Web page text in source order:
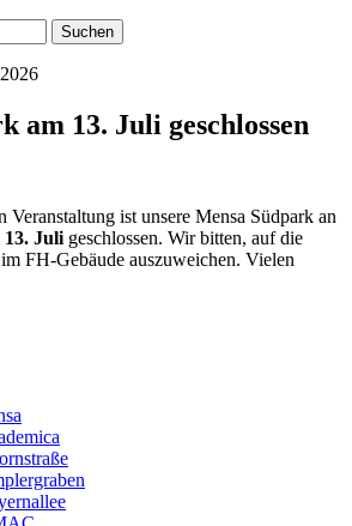
am 13. Juli geschlossen
ist unsere Mensa Südpark an
13. Juli geschlossen. Wir bitten, auf die
FH-Gebäude auszuweichen. Vielen